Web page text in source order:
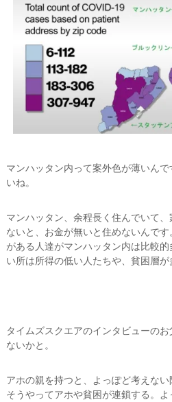
マンハッタン内って案外色が薄いん
いね。
マンハッタン、余程長く住んでいて
ないと、お金が無いと住めないんで
がある人達がマンハッタン内は比較
い所は所得の低い人たちや、貧困層が
タイムズスクエアのインタビューの
ないかと。
アホの親を持つと、よっぽど考えない
そうやってアホや貧困が連鎖する。